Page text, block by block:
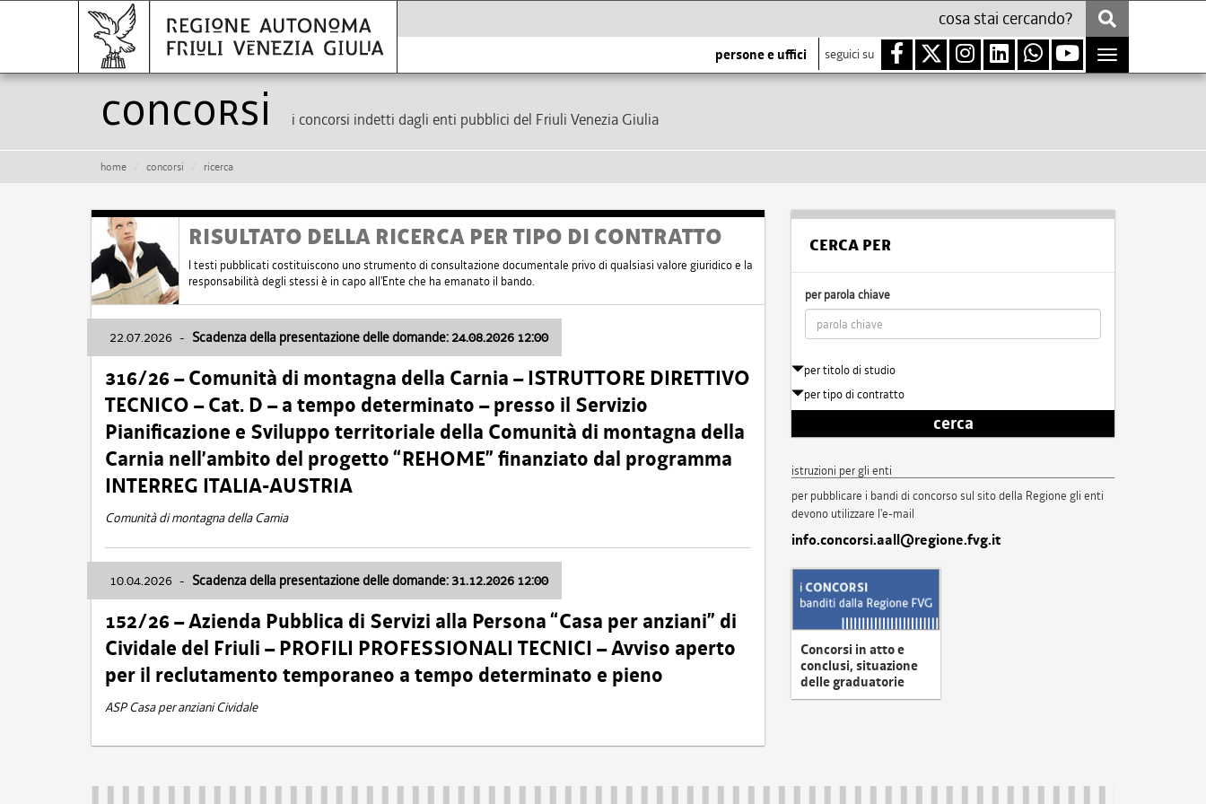
persone e uffici seguici su
Toggle
navigation
Concorsi i concorsi indetti dagli enti pubblici del Friuli Venezia Giulia
home concorsi ricerca
RISULTATO DELLA RICERCA PER TIPO DI CONTRATTO
I testi pubblicati costituiscono uno strumento di consultazione documentale privo di qualsiasi valore giuridico e la
responsabilità degli stessi è in capo all'Ente che ha emanato il bando.
22.07.2026 - Scadenza della presentazione delle domande: 24.08.2026 12:00
316/26 – Comunità di montagna della Carnia – ISTRUTTORE DIRETTIVO
TECNICO – Cat. D – a tempo determinato – presso il Servizio
Pianificazione e Sviluppo territoriale della Comunità di montagna della
Carnia nell’ambito del progetto “REHOME” finanziato dal programma
INTERREG ITALIA-AUSTRIA
Comunità di montagna della Carnia
10.04.2026 - Scadenza della presentazione delle domande: 31.12.2026 12:00
152/26 – Azienda Pubblica di Servizi alla Persona “Casa per anziani” di
Cividale del Friuli – PROFILI PROFESSIONALI TECNICI – Avviso aperto
per il reclutamento temporaneo a tempo determinato e pieno
ASP Casa per anziani Cividale
CERCA PER
per parola chiave
per titolo di studio
per tipo di contratto
cerca
istruzioni per gli enti
per pubblicare i bandi di concorso sul sito della Regione gli enti
devono utilizzare l'e-mail
info.concorsi.aall@regione.fvg.it
Concorsi in atto e
conclusi, situazione
delle graduatorie